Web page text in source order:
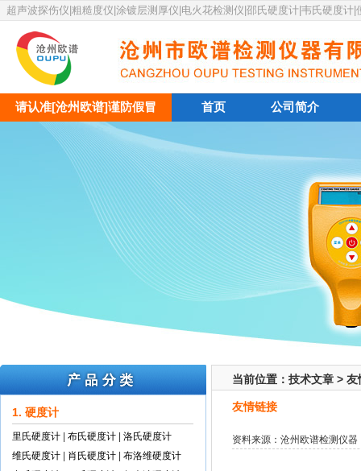
超声波探伤仪|粗糙度仪|涂镀层测厚仪|电火花检测仪|邵氏硬度计|韦氏硬度计|
请认准[沧州欧谱]谨防假冒 首页 公司简介
1. 硬度计
里氏硬度计 布氏硬度计
洛氏硬度计
维氏硬度计
肖氏硬度计
布洛维硬度计
当前位置： 技术文章 > 友
友情链接
资料来源：沧州欧谱检测仪器